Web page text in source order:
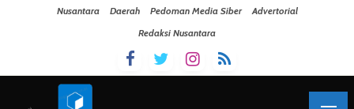
Nusantara Daerah Pedoman Media Siber
Advertorial
Redaksi Nusantara